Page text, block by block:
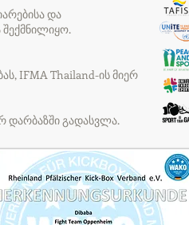
და
შექმნილიყო.
IFMA Thailand-ის მიერ
დარბაზში გადასვლა.